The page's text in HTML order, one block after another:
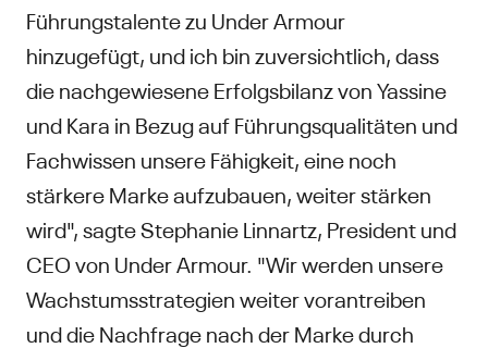
Führungstalente zu Under Armour
hinzugefügt, und ich bin zuversichtlich, dass
die nachgewiesene Erfolgsbilanz von Yassine
und Kara in Bezug auf Führungsqualitäten und
Fachwissen unsere Fähigkeit, eine noch
stärkere Marke aufzubauen, weiter stärken
wird", sagte Stephanie Linnartz, President und
CEO von Under Armour. "Wir werden unsere
Wachstumsstrategien weiter vorantreiben
und die Nachfrage nach der Marke durch